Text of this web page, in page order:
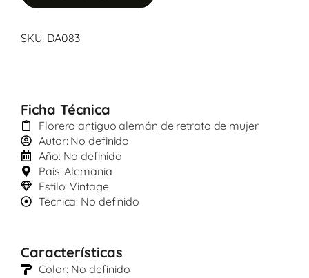
SKU: DA083
Ficha Técnica
Florero antiguo alemán de retrato de mujer
Autor: No definido
Año: No definido
País: Alemania
Estilo: Vintage
Técnica: No definido
Características
Color: No definido